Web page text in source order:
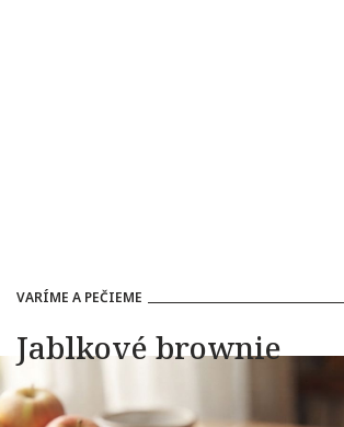
VARÍME A PEČIEME